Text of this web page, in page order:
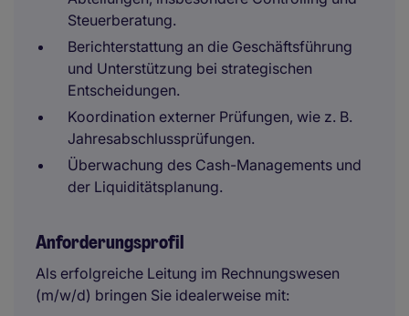
Steuerberatung.
Berichterstattung an die Geschäftsführung
und Unterstützung bei strategischen
Entscheidungen.
Koordination externer Prüfungen, wie z. B.
Jahresabschlussprüfungen.
Überwachung des Cash-Managements und
der Liquiditätsplanung.
Anforderungsprofil
Als erfolgreiche Leitung im Rechnungswesen
(m/w/d) bringen Sie idealerweise mit: